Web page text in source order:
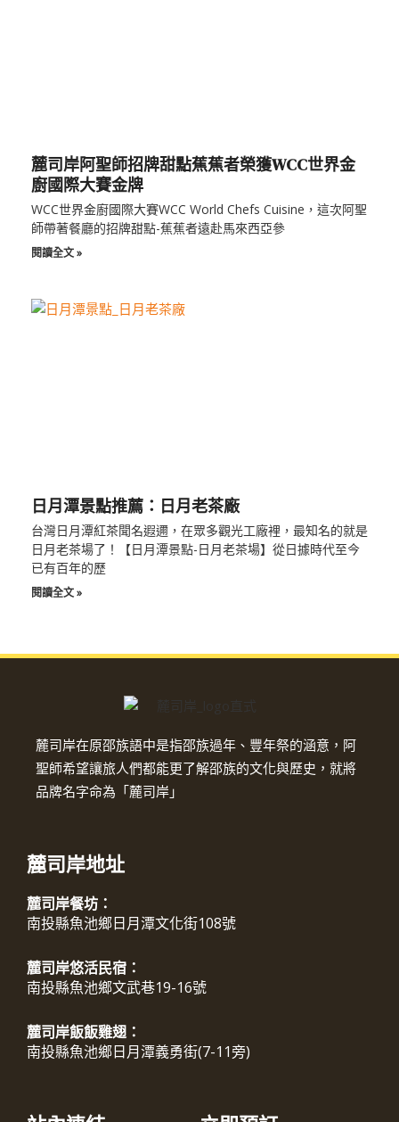
麓司岸阿聖師招牌甜點蕉蕉者榮獲WCC世界金
廚國際大賽金牌
WCC世界金廚國際大賽WCC World Chefs Cuisine，這次阿聖
師帶著餐廳的招牌甜點-蕉蕉者遠赴馬來西亞參
閱讀全文 »
日月潭景點推薦：日月老茶廠
台灣日月潭紅茶聞名遐邇，在眾多觀光工廠裡，最知名的就是
日月老茶場了！【日月潭景點-日月老茶場】從日據時代至今
已有百年的歷
閱讀全文 »
麓司岸在原邵族語中是指邵族過年、豐年祭的涵意，阿
聖師希望讓旅人們都能更了解邵族的文化與歷史，就將
品牌名字命為「麓司岸」
麓司岸地址
麓司岸餐坊：
南投縣魚池鄉日月潭文化街108號
麓司岸悠活民宿：
南投縣魚池鄉文武巷19-16號
麓司岸飯飯雞翅：
南投縣魚池鄉日月潭義勇街(7-11旁)